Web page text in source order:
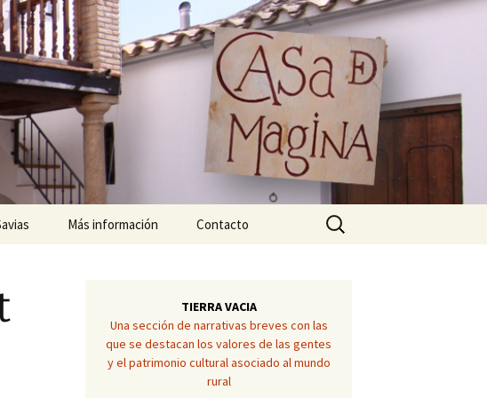
de Savias
Ángeles López López
Antonia del Río Rodríguez
Más información
Ayuntamiento Cabra S.
Parque Natural de Sierra
Contacto
Buscar:
TIERRA VACIA
Una sección de narrativas breves con las
que se destacan los valores de las gentes
y el patrimonio cultural asociado al mundo
rural